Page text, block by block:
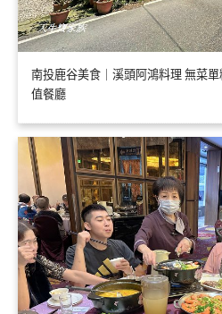
南投鹿谷美食｜溪頭阿鴻料理 無菜
值餐廳